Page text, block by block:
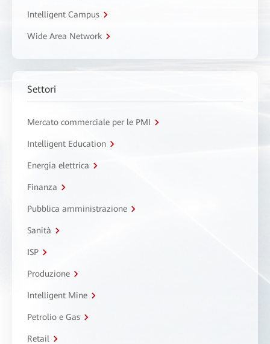
Intelligent Campus
Wide Area Network
Settori
Mercato commerciale per le PMI
Intelligent Education
Energia elettrica
Finanza
Pubblica amministrazione
Sanità
ISP
Produzione
Intelligent Mine
Petrolio e Gas
Retail